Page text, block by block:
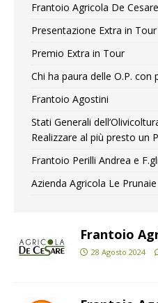
Frantoio Agricola De
Presentazione Extra in Tour
Premio Extra in Tour
Chi ha paura delle O.P. con
Frantoio Agostini
Stati Generali
Realizzare al più presto un
Frantoio Perilli Andrea e
Azienda Agricola Le Prunaie
Frantoio
28 Agosto 2024